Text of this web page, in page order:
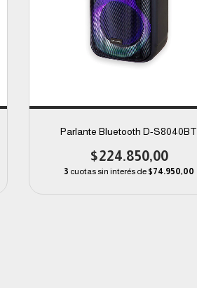
Parlante Bluetooth D-S8040BT
$224.850,00
3 cuotas sin interés de $74.950,00